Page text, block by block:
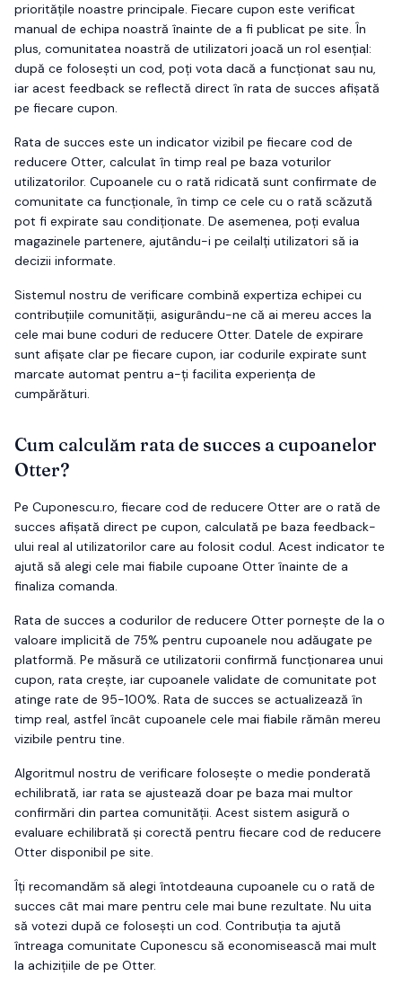
prioritățile noastre principale. Fiecare cupon este verificat
manual de echipa noastră înainte de a fi publicat pe site. În
plus, comunitatea noastră de utilizatori joacă un rol esențial:
după ce folosești un cod, poți vota dacă a funcționat sau nu,
iar acest feedback se reflectă direct în rata de succes afișată
pe fiecare cupon.
Rata de succes este un indicator vizibil pe fiecare cod de
reducere Otter, calculat în timp real pe baza voturilor
utilizatorilor. Cupoanele cu o rată ridicată sunt confirmate de
comunitate ca funcționale, în timp ce cele cu o rată scăzută
pot fi expirate sau condiționate. De asemenea, poți evalua
magazinele partenere, ajutându-i pe ceilalți utilizatori să ia
decizii informate.
Sistemul nostru de verificare combină expertiza echipei cu
contribuțiile comunității, asigurându-ne că ai mereu acces la
cele mai bune coduri de reducere Otter. Datele de expirare
sunt afișate clar pe fiecare cupon, iar codurile expirate sunt
marcate automat pentru a-ți facilita experiența de
cumpărături.
Cum calculăm rata de succes a cupoanelor
Otter?
Pe Cuponescu.ro, fiecare cod de reducere Otter are o rată de
succes afișată direct pe cupon, calculată pe baza feedback-
ului real al utilizatorilor care au folosit codul. Acest indicator te
ajută să alegi cele mai fiabile cupoane Otter înainte de a
finaliza comanda.
Rata de succes a codurilor de reducere Otter pornește de la o
valoare implicită de 75% pentru cupoanele nou adăugate pe
platformă. Pe măsură ce utilizatorii confirmă funcționarea unui
cupon, rata crește, iar cupoanele validate de comunitate pot
atinge rate de 95-100%. Rata de succes se actualizează în
timp real, astfel încât cupoanele cele mai fiabile rămân mereu
vizibile pentru tine.
Algoritmul nostru de verificare folosește o medie ponderată
echilibrată, iar rata se ajustează doar pe baza mai multor
confirmări din partea comunității. Acest sistem asigură o
evaluare echilibrată și corectă pentru fiecare cod de reducere
Otter disponibil pe site.
Îți recomandăm să alegi întotdeauna cupoanele cu o rată de
succes cât mai mare pentru cele mai bune rezultate. Nu uita
să votezi după ce folosești un cod. Contribuția ta ajută
întreaga comunitate Cuponescu să economisească mai mult
la achizițiile de pe Otter.